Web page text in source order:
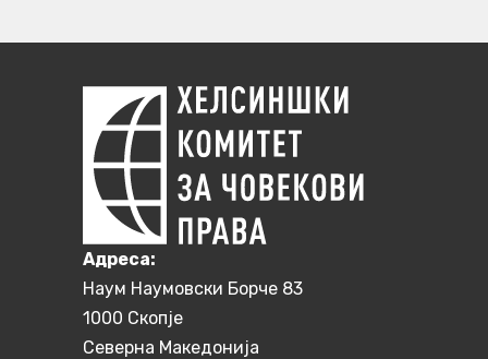
Aдреса:
Наум Наумовски Борче 83
1000 Скопје
Северна Македонија